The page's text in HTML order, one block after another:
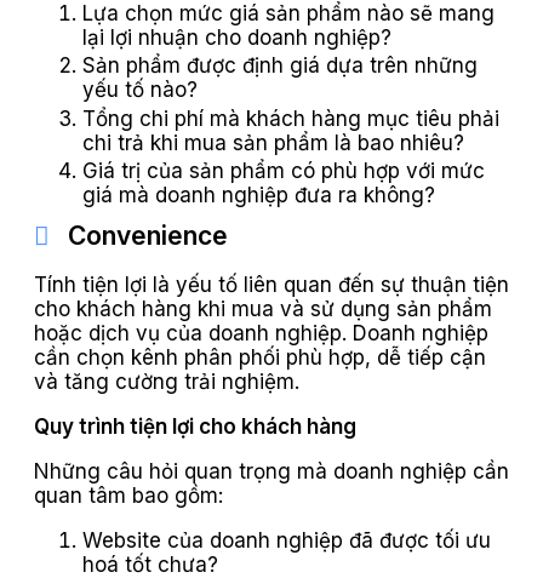
Lựa chọn mức giá sản phẩm nào sẽ mang
lại lợi nhuận cho doanh nghiệp?
Sản phẩm được định giá dựa trên những
yếu tố nào?
Tổng chi phí mà khách hàng mục tiêu phải
chi trả khi mua sản phẩm là bao nhiêu?
Giá trị của sản phẩm có phù hợp với mức
giá mà doanh nghiệp đưa ra không?
Convenience
Tính tiện lợi là yếu tố liên quan đến sự thuận tiện
cho khách hàng khi mua và sử dụng sản phẩm
hoặc dịch vụ của doanh nghiệp. Doanh nghiệp
cần chọn kênh phân phối phù hợp, dễ tiếp cận
và tăng cường trải nghiệm.
Quy trình tiện lợi cho khách hàng
Những câu hỏi quan trọng mà doanh nghiệp cần
quan tâm bao gồm:
Website của doanh nghiệp đã được tối ưu
hoá tốt chưa?